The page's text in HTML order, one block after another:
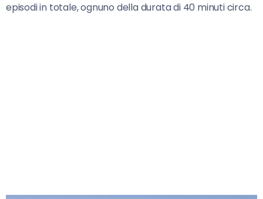
episodi in totale, ognuno della durata di 40 minuti circa.